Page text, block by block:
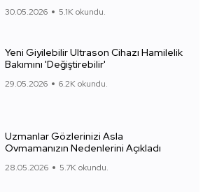
30.05.2026 5.1K okundu.
Yeni Giyilebilir Ultrason Cihazı Hamilelik
Bakımını 'Değiştirebilir'
29.05.2026 6.2K okundu.
Uzmanlar Gözlerinizi Asla
Ovmamanızın Nedenlerini Açıkladı
28.05.2026 5.7K okundu.